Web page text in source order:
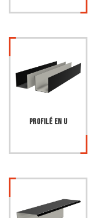
Profilé en U